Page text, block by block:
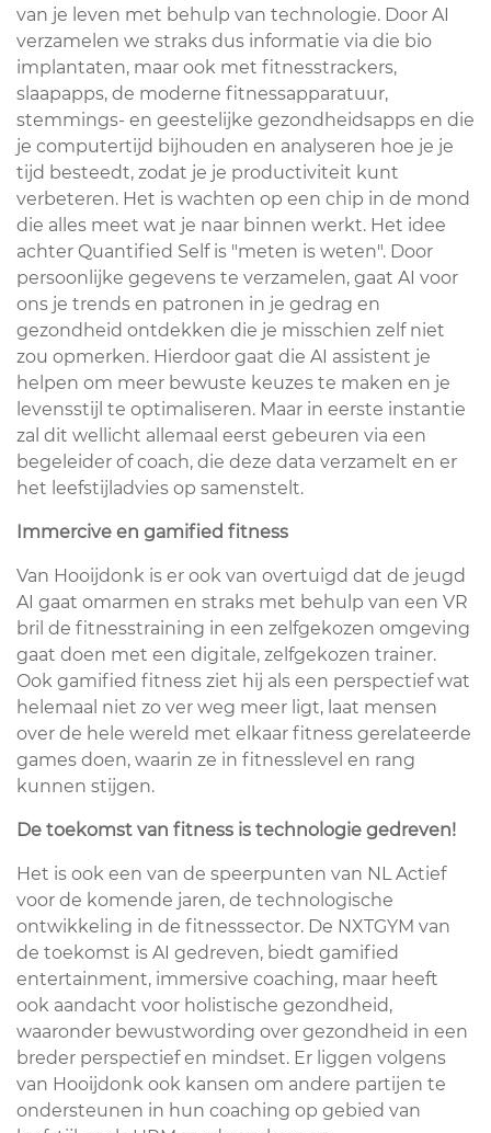
van je leven met behulp van technologie. Door AI
verzamelen we straks dus informatie via die bio
implantaten, maar ook met fitnesstrackers,
slaapapps, de moderne fitnessapparatuur,
stemmings- en geestelijke gezondheidsapps en die
je computertijd bijhouden en analyseren hoe je je
tijd besteedt, zodat je je productiviteit kunt
verbeteren. Het is wachten op een chip in de mond
die alles meet wat je naar binnen werkt. Het idee
achter Quantified Self is "meten is weten". Door
persoonlijke gegevens te verzamelen, gaat AI voor
ons je trends en patronen in je gedrag en
gezondheid ontdekken die je misschien zelf niet
zou opmerken. Hierdoor gaat die AI assistent je
helpen om meer bewuste keuzes te maken en je
levensstijl te optimaliseren. Maar in eerste instantie
zal dit wellicht allemaal eerst gebeuren via een
begeleider of coach, die deze data verzamelt en er
het leefstijladvies op samenstelt.
Immercive en gamified fitness
Van Hooijdonk is er ook van overtuigd dat de jeugd
AI gaat omarmen en straks met behulp van een VR
bril de fitnesstraining in een zelfgekozen omgeving
gaat doen met een digitale, zelfgekozen trainer.
Ook gamified fitness ziet hij als een perspectief wat
helemaal niet zo ver weg meer ligt, laat mensen
over de hele wereld met elkaar fitness gerelateerde
games doen, waarin ze in fitnesslevel en rang
kunnen stijgen.
De toekomst van fitness is technologie gedreven!
Het is ook een van de speerpunten van NL Actief
voor de komende jaren, de technologische
ontwikkeling in de fitnesssector. De NXTGYM van
de toekomst is AI gedreven, biedt gamified
entertainment, immersive coaching, maar heeft
ook aandacht voor holistische gezondheid,
waaronder bewustwording over gezondheid in een
breder perspectief en mindset. Er liggen volgens
van Hooijdonk ook kansen om andere partijen te
ondersteunen in hun coaching op gebied van